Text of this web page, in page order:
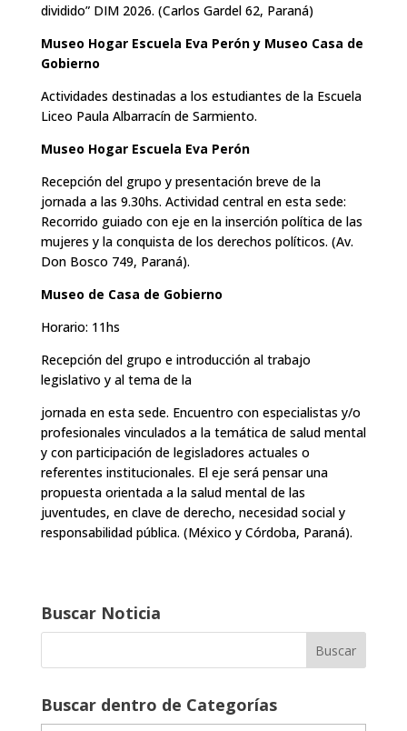
dividido” DIM 2026. (Carlos Gardel 62, Paraná)
Museo Hogar Escuela Eva Perón y Museo Casa de
Gobierno
Actividades destinadas a los estudiantes de la Escuela
Liceo Paula Albarracín de Sarmiento.
Museo Hogar Escuela Eva Perón
Recepción del grupo y presentación breve de la
jornada a las 9.30hs. Actividad central en esta sede:
Recorrido guiado con eje en la inserción política de las
mujeres y la conquista de los derechos políticos. (Av.
Don Bosco 749, Paraná).
Museo de Casa de Gobierno
Horario: 11hs
Recepción del grupo e introducción al trabajo
legislativo y al tema de la
jornada en esta sede. Encuentro con especialistas y/o
profesionales vinculados a la temática de salud mental
y con participación de legisladores actuales o
referentes institucionales. El eje será pensar una
propuesta orientada a la salud mental de las
juventudes, en clave de derecho, necesidad social y
responsabilidad pública. (México y Córdoba, Paraná).
Buscar Noticia
Buscar dentro de Categorías